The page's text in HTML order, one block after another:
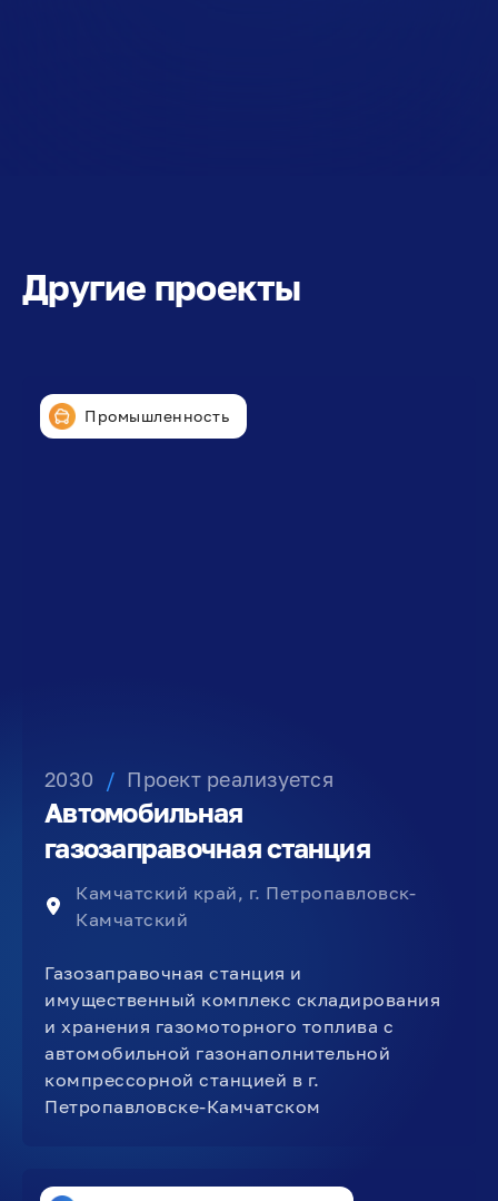
Другие проекты
Промышленность
2030 / Проект реализуется
Автомобильная
газозаправочная станция
Камчатский край, г. Петропавловск-
Камчатский
Газозаправочная станция и
имущественный комплекс складирования
и хранения газомоторного топлива с
автомобильной газонаполнительной
компрессорной станцией в г.
Петропавловске-Камчатском